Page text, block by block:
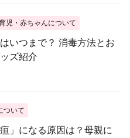
児・赤ちゃんについて
いつまで？ 消毒方法とお
ズ紹介
ついて
」になる原因は？母親に